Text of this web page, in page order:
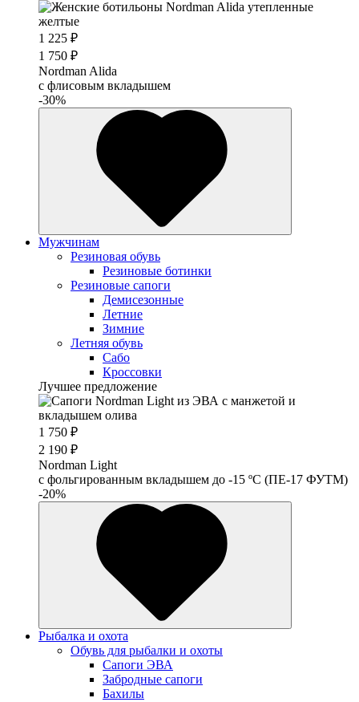
1 225 ₽
1 750 ₽
Nordman Alida
с флисовым вкладышем
-30%
Мужчинам
Резиновая обувь
Резиновые ботинки
Резиновые сапоги
Демисезонные
Летние
Зимние
Летняя обувь
Сабо
Кроссовки
Лучшее предложение
1 750 ₽
2 190 ₽
Nordman Light
c фольгированным вкладышем до -15 ºС (ПЕ-17 ФУТМ)
-20%
Рыбалка и охота
Обувь для рыбалки и охоты
Сапоги ЭВА
Забродные сапоги
Бахилы